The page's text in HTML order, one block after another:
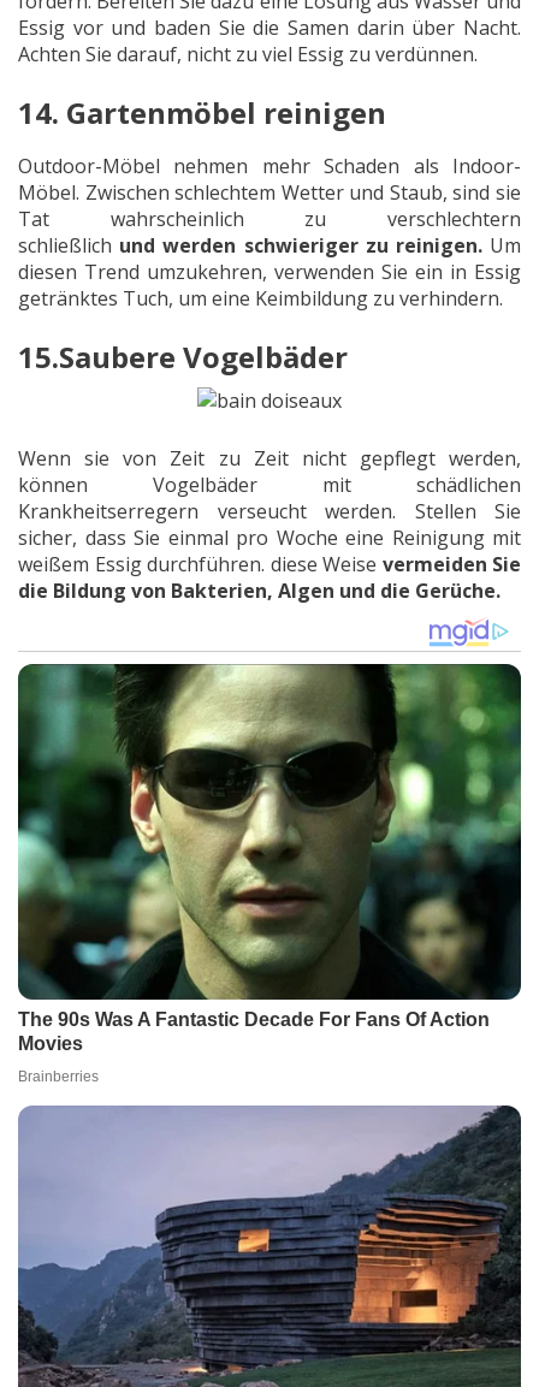
Essig vor und baden Sie die Samen darin über Nacht.
Achten Sie darauf, nicht zu viel Essig zu verdünnen.
14. Gartenmöbel reinigen
Outdoor-Möbel nehmen mehr Schaden als Indoor-
Möbel. Zwischen schlechtem Wetter und Staub, sind sie
Tat wahrscheinlich zu verschlechtern
schließlich undwerden schwieriger zu reinigen. Um
diesen Trend umzukehren, verwenden Sie ein in Essig
getränktes Tuch, um eine Keimbildung zu verhindern.
15.Saubere Vogelbäder
Wenn sie von Zeit zu Zeit nicht gepflegt werden,
können Vogelbäder mit schädlichen
Krankheitserregern verseucht werden. Stellen Sie
sicher, dass Sie einmal pro Woche eine Reinigung mit
weißem Essig durchführen. diese Weise vermeiden Sie
die Bildung von Bakterien, Algen und die Gerüche.